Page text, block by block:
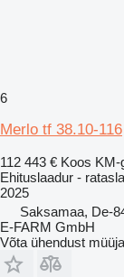
6
Merlo tf 38.10-116
112 443 € Koos KM-
Ehituslaadur -
2025
Saksamaa, De-
E-FARM GmbH
Võta ühendust